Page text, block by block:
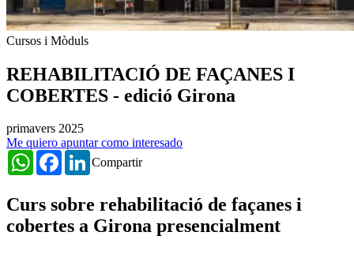
Cursos i Mòduls
REHABILITACIÓ DE FAÇANES I
COBERTES - edició Girona
primavers 2025
Me quiero apuntar como interesado
Compartir
WhatsAppFacebookLinkedIn
Curs sobre rehabilitació de façanes i
cobertes a Girona presencialment